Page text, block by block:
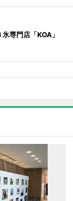
氷専門店「KOA」